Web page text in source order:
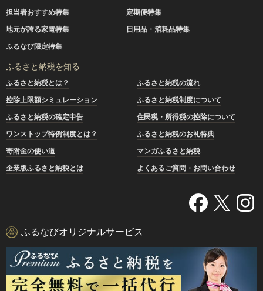
担当者おすすめ特集
定期便特集
地元が誇る家電特集
日用品・消耗品特集
ふるなび限定特集
ふるさと納税を知る
ふるさと納税とは？
ふるさと納税の流れ
控除上限額シミュレーション
ふるさと納税制度について
ふるさと納税の確定申告
住民税・所得税の控除について
ワンストップ特例制度とは？
ふるさと納税のお礼特典
寄附金の使い道
マンガふるさと納税
企業版ふるさと納税とは
よくあるご質問・お問い合わせ
ふるなびオリジナルサービス